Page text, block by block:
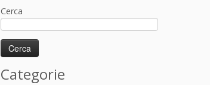
Cerca
Categorie